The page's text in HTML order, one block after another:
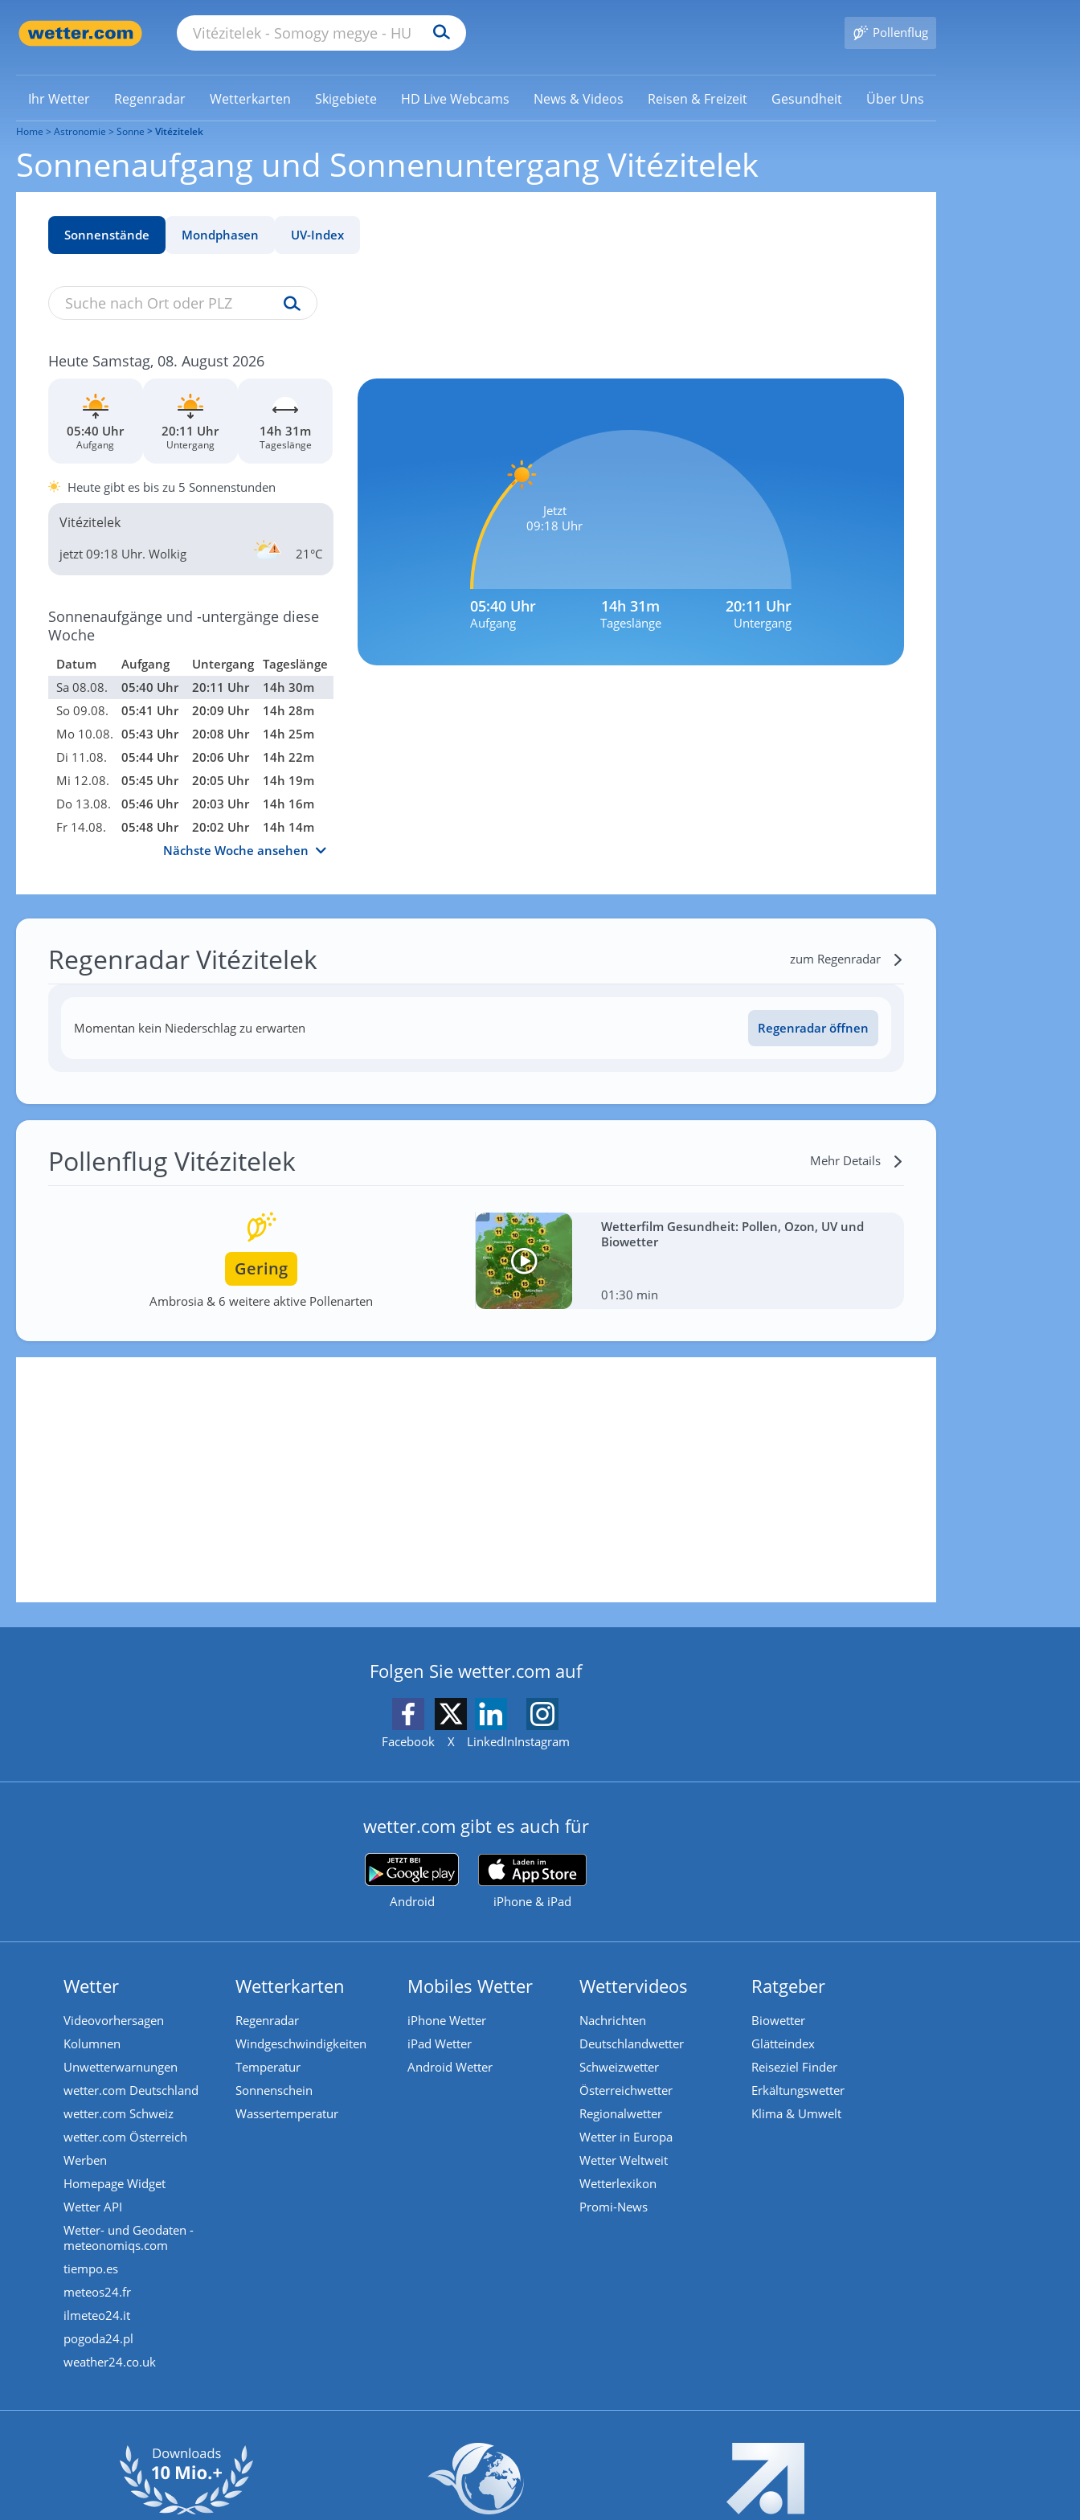
Pollenflug
Ihr Wetter Regenradar Wetterkarten Skigebiete HD Live Webcams News & Videos Reisen & Freizeit Gesundheit Über Uns
Home Astronomie Sonne Vitézitelek
Sonnenaufgang und Sonnenuntergang Vitézitelek
Sonnenstände Mondphasen UV-Index
Heute Samstag, 08. August 2026
05:40 Uhr
Aufgang
20:11 Uhr
Untergang
14h 31m
Tageslänge
Heute gibt es bis zu 5 Sonnenstunden
Vitézitelek
21°C
jetzt 09:18 Uhr. Wolkig
Sonnenaufgänge und -untergänge diese
Woche
Datum Aufgang Untergang Tageslänge
Sa 08.08.
05:40 Uhr 20:11 Uhr
14h 30m
So 09.08.
05:41 Uhr 20:09 Uhr
14h 28m
Mo 10.08. 05:43 Uhr 20:08 Uhr
14h 25m
Di 11.08.
05:44 Uhr 20:06 Uhr
14h 22m
Mi 12.08.
05:45 Uhr 20:05 Uhr
14h 19m
Do 13.08.
05:46 Uhr 20:03 Uhr
14h 16m
Fr 14.08.
05:48 Uhr 20:02 Uhr
14h 14m
Nächste Woche ansehen
Jetzt
09:18 Uhr
05:40 Uhr
Aufgang
14h 31m
Tageslänge
20:11 Uhr
Untergang
Regenradar Vitézitelek zum Regenradar
Momentan kein Niederschlag zu erwarten Regenradar öffnen
Pollenflug Vitézitelek Mehr Details
Gering
Ambrosia & 6 weitere aktive Pollenarten
Wetterfilm Gesundheit: Pollen, Ozon, UV und
Biowetter
01:30 min
Folgen Sie wetter.com auf
Facebook X LinkedInInstagram
wetter.com gibt es auch für
Android iPhone & iPad
Wetter
Videovorhersagen
Kolumnen
Unwetterwarnungen
wetter.com Deutschland
wetter.com Schweiz
wetter.com Österreich
Werben
Homepage Widget
Wetter API
Wetter- und Geodaten -
meteonomiqs.com
tiempo.es
meteos24.fr
ilmeteo24.it
pogoda24.pl
weather24.co.uk
Wetterkarten
Regenradar
Windgeschwindigkeiten
Temperatur
Sonnenschein
Wassertemperatur
Mobiles Wetter
iPhone Wetter
iPad Wetter
Android Wetter
Wettervideos
Nachrichten
Deutschlandwetter
Schweizwetter
Österreichwetter
Regionalwetter
Wetter in Europa
Wetter Weltweit
Wetterlexikon
Promi-News
Ratgeber
Biowetter
Glätteindex
Reiseziel Finder
Erkältungswetter
Klima & Umwelt